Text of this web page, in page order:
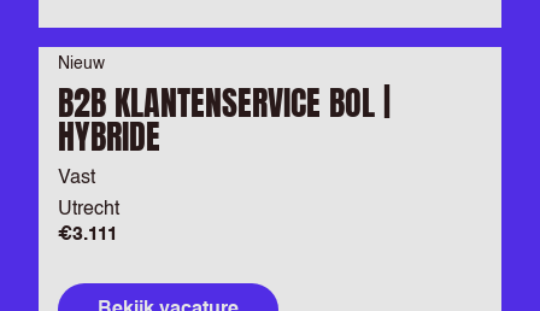
Nieuw
B2B KLANTENSERVICE BOL |
HYBRIDE
Vast
Utrecht
€3.111